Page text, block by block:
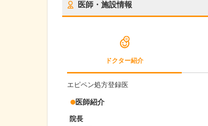
医師・施設情報
ドクター紹介
エピペン処方登録医
医師紹介
院長